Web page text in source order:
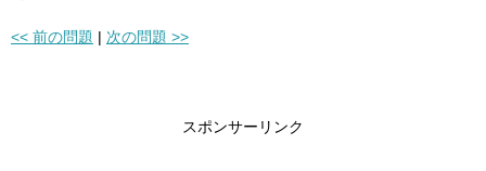
<< 前の問題 | 次の問題 >>
スポンサーリンク